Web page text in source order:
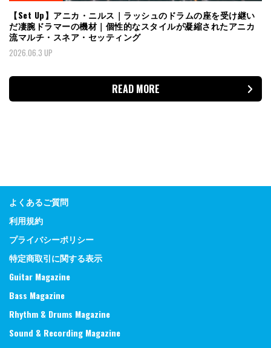
【Set Up】アニカ・ニルス｜ラッシュのドラムの座を受け継い
だ凄腕ドラマーの機材｜個性的なスタイルが凝縮されたアニカ
流マルチ・スネア・セッティング
2026.06.3 UP
READ MORE
よくあるご質問
利用規約
プライバシーポリシー
特定商取引に関する表示
Guitar Magazine
Bass Magazine
Rhythm & Drums Magazine
Sound & Recording Magazine